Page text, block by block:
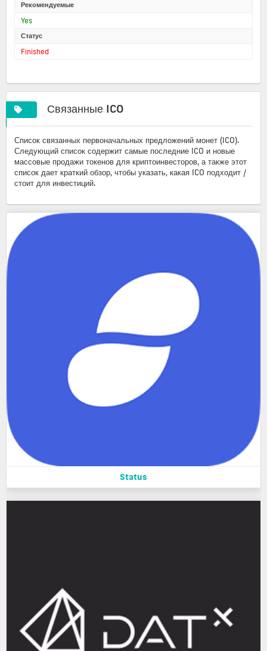
Рекомендуемые
Yes
Статус
Finished
Связанные ICO
Список связанных первоначальных предложений монет (ICO).
Следующий список содержит самые последние ICO и новые
массовые продажи токенов для криптоинвесторов, а также этот
список дает краткий обзор, чтобы указать, какая ICO подходит /
стоит для инвестиций.
Status